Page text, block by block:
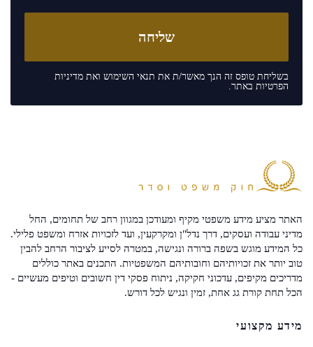
בשליחת טופס זה הנך מאשר/ת את תנאי השימוש ואת מדיניות
הפרטיות באתר.
האתר מציע מידע משפטי מקיף ומעודכן במגוון רחב של תחומים, החל
מדיני עבודה ועסקים, דרך נדל"ן ומקרקעין, ועד לזכויות אזרח ומשפט פלילי.
כל המידע מוגש בשפה ברורה ונגישה, במטרה לסייע לציבור הרחב להבין
טוב יותר את זכויותיהם וחובותיהם המשפטיות. התכנים באתר כוללים
מדריכים מקיפים, עדכוני חקיקה, ניתוח פסקי דין חשובים וטיפים מעשיים -
הכל תחת קורת גג אחת, זמין ונגיש לכל דורש.
מידע מקצועי